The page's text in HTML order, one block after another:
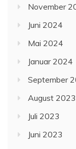
November
Juni 2024
Mai 2024
Januar 2024
September
August 2023
Juli 2023
Juni 2023